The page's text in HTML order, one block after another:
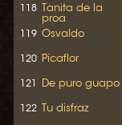
118 Tanita de la
proa
119 Osvaldo
120 Picaflor
121 De puro guapo
122 Tu disfraz